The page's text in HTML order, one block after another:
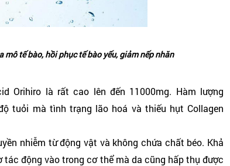
tế bào, hồi phục tế bào yếu, giảm nếp nhăn
Orihiro là rất cao lên đến 11000mg. Hàm lượng
tuỏi mà tình trạng lão hoá và thiếu hụt Collagen
nhiễm từ động vật và không chứa chất béo. Khả
động vào trong cơ thể mà da cũng hấp thụ được